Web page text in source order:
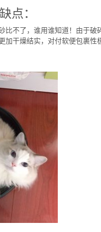
点：
比不了，谁用谁知道！由于
加干燥结实，对付软便包裹性